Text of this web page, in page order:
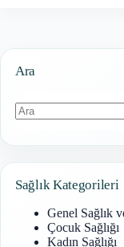
Ara
Sağlık Kategorileri
Genel Sağlık
Çocuk Sağlığı
Kadın Sağlığı